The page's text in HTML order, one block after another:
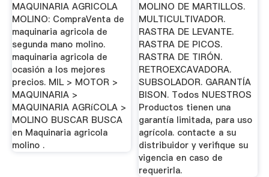
MAQUINARIA AGRICOLA
MOLINO: CompraVenta de
maquinaria agricola de
segunda mano molino.
maquinaria agricola de
ocasión a los mejores
precios. MIL > MOTOR >
MAQUINARIA >
MAQUINARIA AGRíCOLA >
MOLINO BUSCAR BUSCA
en Maquinaria agricola
molino .
MOLINO DE MARTILLOS.
MULTICULTIVADOR.
RASTRA DE LEVANTE.
RASTRA DE PICOS.
RASTRA DE TIRÓN.
RETROEXCAVADORA.
SUBSOLADOR. GARANTÍA
BISON. Todos NUESTROS
Productos tienen una
garantía limitada, para uso
agrícola. contacte a su
distribuidor y verifique su
vigencia en caso de
requerirla.